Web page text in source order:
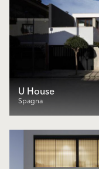
U House
Spagna